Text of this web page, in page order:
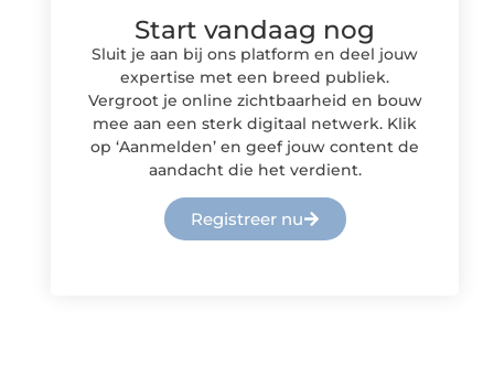
Start vandaag nog
Sluit je aan bij ons platform en deel jouw
expertise met een breed publiek.
Vergroot je online zichtbaarheid en bouw
mee aan een sterk digitaal netwerk. Klik
op ‘Aanmelden’ en geef jouw content de
aandacht die het verdient.
Registreer nu